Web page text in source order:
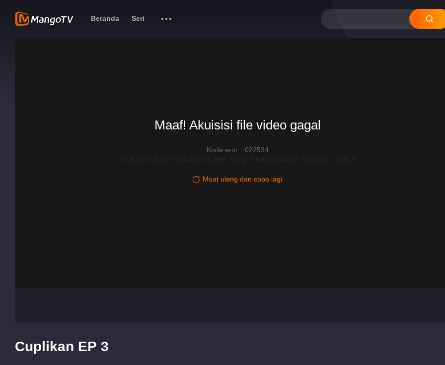
Beranda Seri
Maaf! Akuisisi file video gagal
Kode eror：022534
Muat ulang dan coba lagi
Cuplikan EP 3